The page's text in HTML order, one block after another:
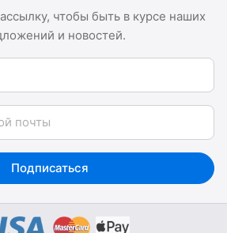
чтобы быть в курсе наших
и новостей.
Подписаться